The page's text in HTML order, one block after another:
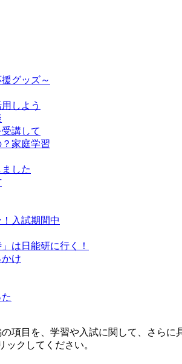
グッズ～
しよう
講して
家庭学習
した
入試期間中
は日能研に行く！
け
項目を、学習や入試に関して、さらに
ックしてください。